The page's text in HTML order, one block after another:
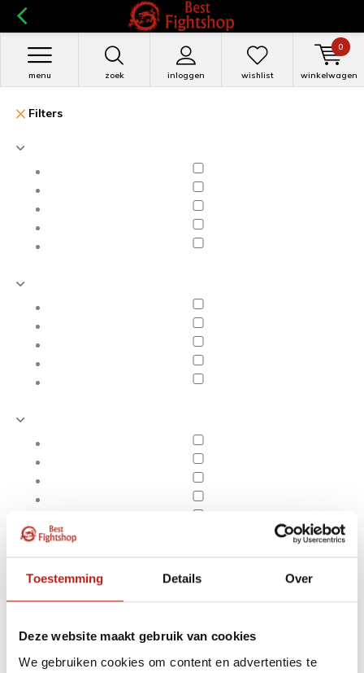
Toestemming Details Over
Deze website maakt gebruik van cookies
We gebruiken cookies om content en advertenties te
zoek inloggen
menu wishlist winkelwagen
0
Filters